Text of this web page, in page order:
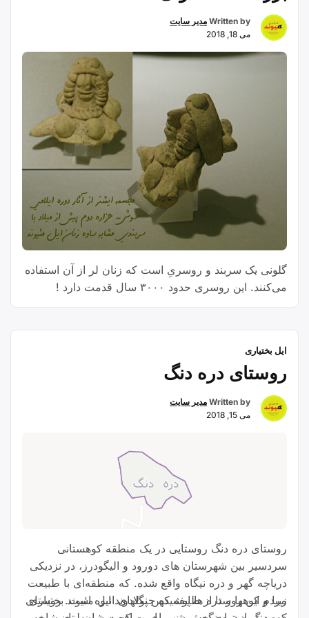
بیکران عظمت ، پارسایی ، شکوه و جلال و نام بلند و
زرنشان ایران و ایرانی سر اخلاص و بندگی فرود آورند.
Written by مدیر سایت
می 18, 2018
گلونی یک ﺳﺮﺑﻨﺪ ﻭ ﺭﻭﺳﺮﯼِ است که ﺯﻧﺎﻥ ﻟﺮ از آن استفاده
می‌کنند. ﺍﯾﻦ ﺭﻭﺳﺮﯼ ﺣﺪﻭﺩ ۳۰۰۰ ﺳﺎﻝ ﻗﺪﻣﺖ ﺩﺍﺭﺩ !
ایل بختیاری
روستای دره دنگ
Written by مدیر سایت
می 15, 2018
روستای دره دنگ روستایی در یک منطقه کوهستانی
سردسیر بین شهرستان های دورود و الیگودرز، در نزدیکی
دریاچه گهر و دره نیگاه واقع شده. که منطقه‌ای با طبیعت
زیبا و کوهها و دره ها پوشیده جنگلهای انبوه است. روستای
مردم این روستا از طایفه کهن پولادوند ایل مئیوند بختیاری